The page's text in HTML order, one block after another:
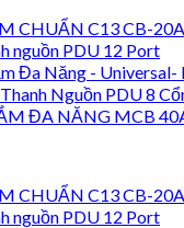
nguồn PDU 12 Port
Thanh Nguồn PDU 8
nguồn PDU 12 Port